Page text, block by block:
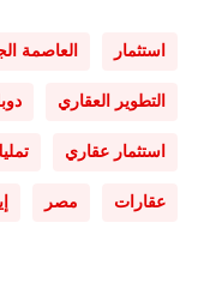
استثمار العاصمة
التطوير العقاري
استثمار عقاري
عقارات مصر